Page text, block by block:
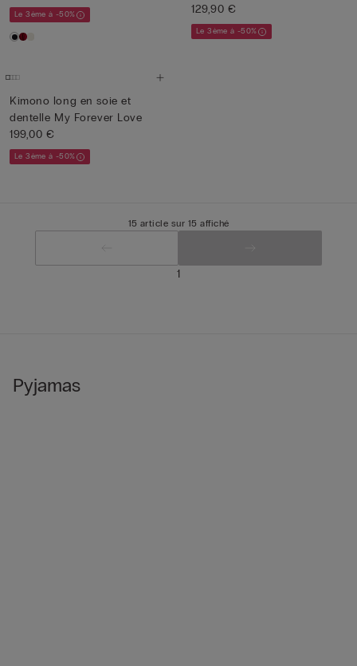
Le 3ème à -50%
129,90 €
Le 3ème à -50%
Kimono long en soie et
dentelle My Forever Love
199,00 €
Le 3ème à -50%
15 article sur 15 affiché
1
Pyjamas